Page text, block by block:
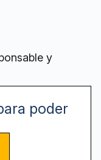
y
poder